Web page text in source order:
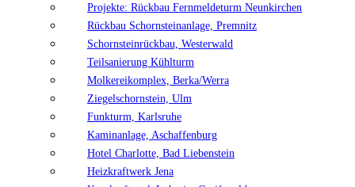
Projekte: Rückbau Fernmeldeturm Neunkirchen
Rückbau Schornsteinanlage, Premnitz
Schornsteinrückbau, Westerwald
Teilsanierung Kühlturm
Molkereikomplex, Berka/Werra
Ziegelschornstein, Ulm
Funkturm, Karlsruhe
Kaminanlage, Aschaffenburg
Hotel Charlotte, Bad Liebenstein
Heizkraftwerk Jena